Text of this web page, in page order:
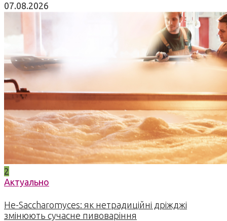
07.08.2026
2
Актуально
Не-Saccharomyces: як нетрадиційні дріжджі
змінюють сучасне пивоваріння